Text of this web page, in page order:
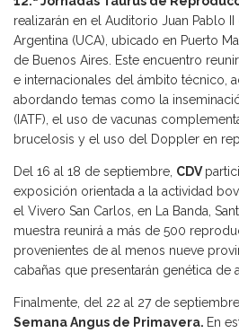
realizarán en el Auditorio Juan Pablo
Argentina (UCA), ubicado en Puerto
de Buenos Aires. Este encuentro
e internacionales del ámbito técnico,
abordando temas como la
(IATF), el uso de vacunas
brucelosis y el uso del Doppler en
Del 16 al 18 de septiembre, CDV
exposición orientada a la actividad
el Vivero San Carlos, en La Banda,
muestra reunirá a más de 500
provenientes de al menos nueve
cabañas que presentarán genética de
Finalmente, del 22 al 27 de
Semana Angus de Primavera. En